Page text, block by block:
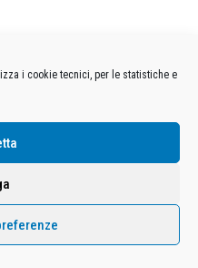
i cookie tecnici, per le statistiche e